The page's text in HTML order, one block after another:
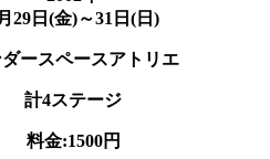
29日(金)～31日(日)
ースペースアトリエ
計4ステージ
料金:1500円